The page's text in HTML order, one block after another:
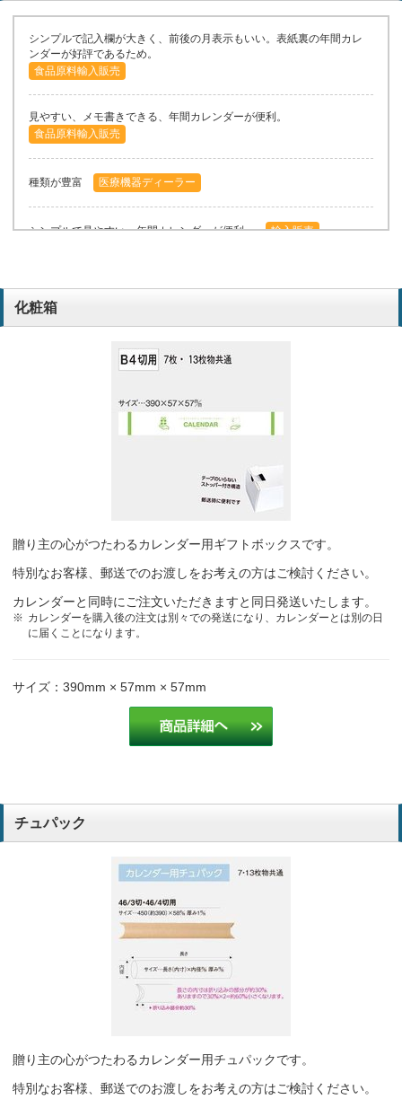
シンプルで記入欄が大きく、前後の月表示もいい。表紙裏の年間カレ
ンダーが好評であるため。
食品原料輸入販売
見やすい、メモ書きできる、年間カレンダーが便利。
食品原料輸入販売
種類が豊富 医療機器ディーラー
シンプルで見やすい。年間カレンダーが便利。 輸入販売
シンプル、メモ欄が大きい、年間の予定表がある、見やすい。 商社
化粧箱
贈り主の心がつたわるカレンダー用ギフトボックスです。
特別なお客様、郵送でのお渡しをお考えの方はご検討ください。
カレンダーと同時にご注文いただきますと同日発送いたします。
カレンダーを購入後の注文は別々での発送になり、カレンダーとは別の日
に届くことになります。
サイズ：390mm × 57mm × 57mm
チュパック
贈り主の心がつたわるカレンダー用チュパックです。
特別なお客様、郵送でのお渡しをお考えの方はご検討ください。